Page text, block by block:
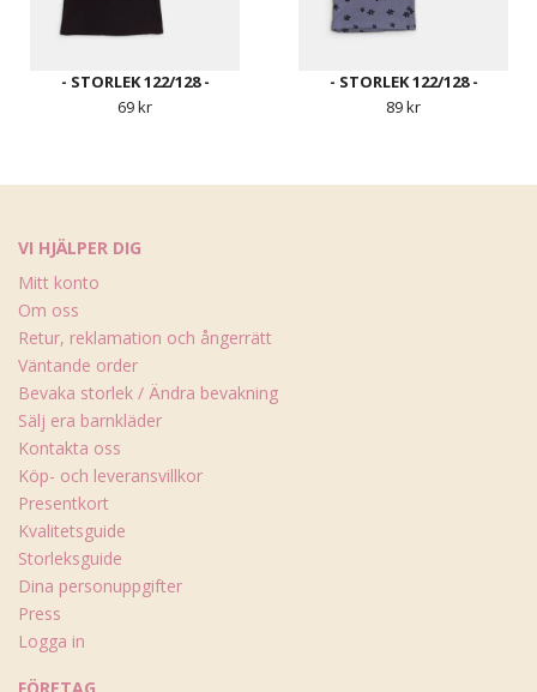
- STORLEK 122/128 -
69 kr
- STORLEK 122/128 -
89 kr
VI HJÄLPER DIG
Mitt konto
Om oss
Retur, reklamation och ångerrätt
Väntande order
Bevaka storlek / Ändra bevakning
Sälj era barnkläder
Kontakta oss
Köp- och leveransvillkor
Presentkort
Kvalitetsguide
Storleksguide
Dina personuppgifter
Press
Logga in